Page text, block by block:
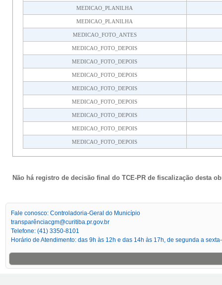
MEDICAO_PLANILHA
MEDICAO_PLANILHA
MEDICAO_FOTO_ANTES
MEDICAO_FOTO_DEPOIS
MEDICAO_FOTO_DEPOIS
MEDICAO_FOTO_DEPOIS
MEDICAO_FOTO_DEPOIS
MEDICAO_FOTO_DEPOIS
MEDICAO_FOTO_DEPOIS
MEDICAO_FOTO_DEPOIS
MEDICAO_FOTO_DEPOIS
Não há registro de decisão final do TCE-PR de fiscalização desta
Fale conosco: Controladoria-Geral do Município
transparênciacgm@curitiba.pr.gov.br
Telefone: (41) 3350-8101
Horário de Atendimento: das 9h às 12h e das 14h às 17h, de segunda a